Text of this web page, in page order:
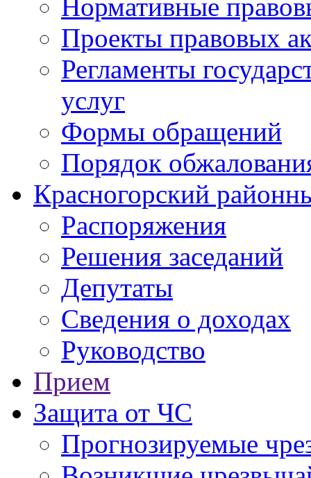
Нормативные
Проекты правовых
Регламенты
услуг
Формы обращений
Порядок
Красногорский
Распоряжения
Решения заседаний
Депутаты
Сведения о доходах
Руководство
Прием
Защита от ЧС
Прогнозируемые